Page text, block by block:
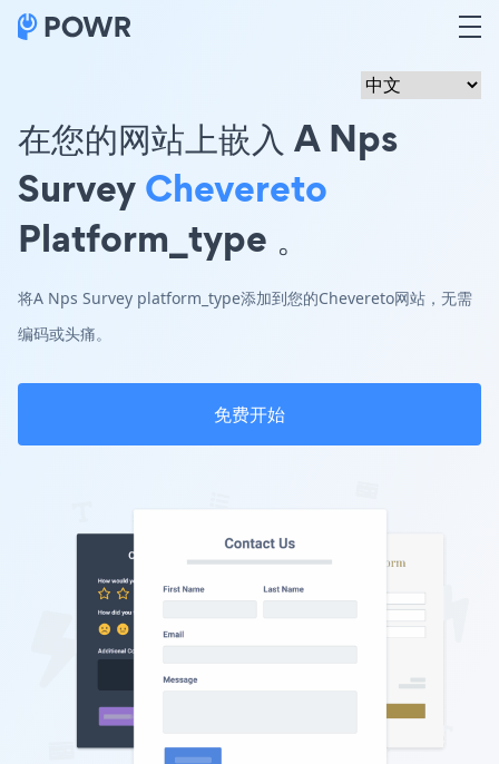
在您的网站上嵌入 A Nps
SurveyChevereto
Platform_type 。
将A Nps Survey platform_type添加到您的Chevereto网站，无需
编码或头痛。
免费开始